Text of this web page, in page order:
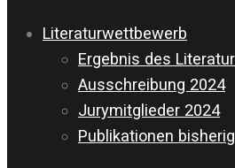
Literaturwettbewerb
Ergebnis des
Ausschreibung 2024
Jurymitglieder 2024
Publikationen